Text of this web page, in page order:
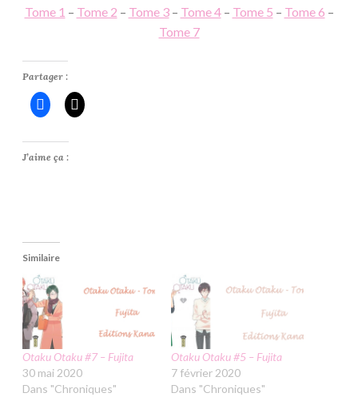
Tome 1 – Tome 2 – Tome 3– Tome 4– Tome 5 – Tome 6 –
Tome 7
Partager :
J’aime ça :
Similaire
Otaku Otaku #7 – Fujita
30 mai 2020
Dans "Chroniques"
Otaku Otaku #5 – Fujita
7 février 2020
Dans "Chroniques"